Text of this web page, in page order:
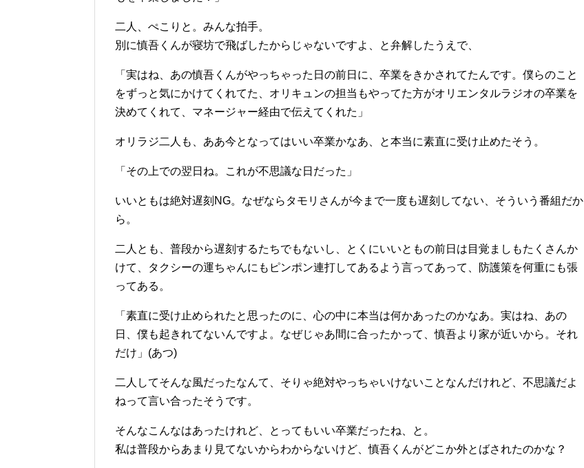
二人、ぺこりと。みんな拍手。
別に慎吾くんが寝坊で飛ばしたからじゃないですよ、と弁解したうえで、
「実はね、あの慎吾くんがやっちゃった日の前日に、卒業をきかされてたんです。僕らのこと
をずっと気にかけてくれてた、オリキュンの担当もやってた方がオリエンタルラジオの卒業を
決めてくれて、マネージャー経由で伝えてくれた」
オリラジ二人も、ああ今となってはいい卒業かなあ、と本当に素直に受け止めたそう。
「その上での翌日ね。これが不思議な日だった」
いいともは絶対遅刻NG。なぜならタモリさんが今まで一度も遅刻してない、そういう番組だか
ら。
二人とも、普段から遅刻するたちでもないし、とくにいいともの前日は目覚ましもたくさんか
けて、タクシーの運ちゃんにもピンポン連打してあるよう言ってあって、防護策を何重にも張
ってある。
「素直に受け止められたと思ったのに、心の中に本当は何かあったのかなあ。実はね、あの
日、僕も起きれてないんですよ。なぜじゃあ間に合ったかって、慎吾より家が近いから。それ
だけ」(あつ)
二人してそんな風だったなんて、そりゃ絶対やっちゃいけないことなんだけれど、不思議だよ
ねって言い合ったそうです。
そんなこんなはあったけれど、とってもいい卒業だったね、と。
私は普段からあまり見てないからわからないけど、慎吾くんがどこか外とばされたのかな？